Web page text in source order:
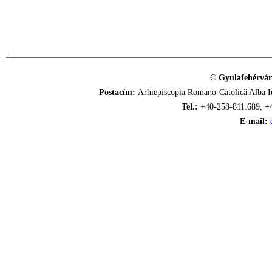
©
Postacím: Arhiepiscopia Romano-Catolică
Tel.: +40-258-811.689,
E-mail: